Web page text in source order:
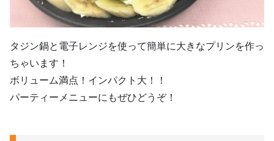
タジン鍋と電子レンジを使って簡単に大きなプリンを作っ
ちゃいます！
ボリューム満点！インパクト大！！
パーティーメニューにもぜひどうぞ！